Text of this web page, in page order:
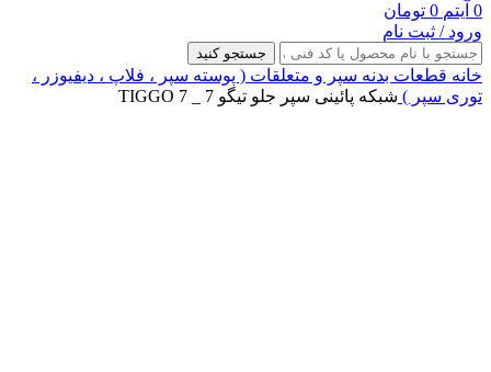
0 آیتم 0 تومان
ورود / ثبت نام
جستجو کنید
خانه قطعات بدنه سپر و متعلقات ( پوسته سپر ، فلاپ ، دیفیوزر ،
توری سپر ) شبکه پائینی سپر جلو تیگو 7 _ TIGGO 7